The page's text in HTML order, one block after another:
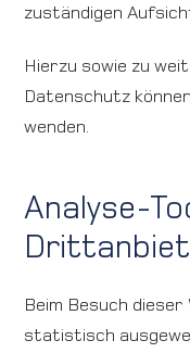
zuständigen
Hierzu sowie zu
Datenschutz
wenden.
Analyse-
Beim Besuch
statistisch